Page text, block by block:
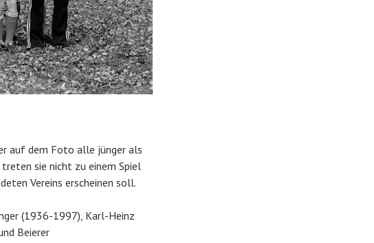
auf dem Foto alle jünger als
sie nicht zu einem Spiel
Vereins erscheinen soll.
(1936-1997), Karl-Heinz
Beierer